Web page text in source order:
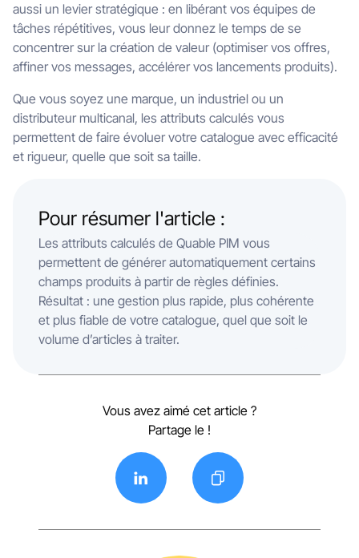
aussi un levier stratégique : en libérant vos équipes de
tâches répétitives, vous leur donnez le temps de se
concentrer sur la création de valeur (optimiser vos offres,
affiner vos messages, accélérer vos lancements produits).
Que vous soyez une marque, un industriel ou un
distributeur multicanal, les attributs calculés vous
permettent de faire évoluer votre catalogue avec efficacité
et rigueur, quelle que soit sa taille.
Pour résumer l'article :
Les attributs calculés de Quable PIM vous
permettent de générer automatiquement certains
champs produits à partir de règles définies.
Résultat : une gestion plus rapide, plus cohérente
et plus fiable de votre catalogue, quel que soit le
volume d’articles à traiter.
Vous avez aimé cet article ?
Partage le !